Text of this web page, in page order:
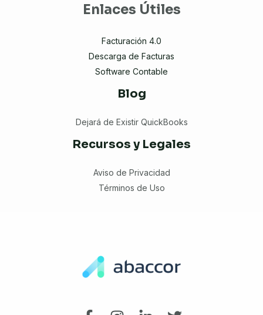
Enlaces Útiles
Facturación 4.0
Descarga de Facturas
Software Contable
Blog
Dejará de Existir QuickBooks
Recursos y Legales
Aviso de Privacidad
Términos de Uso